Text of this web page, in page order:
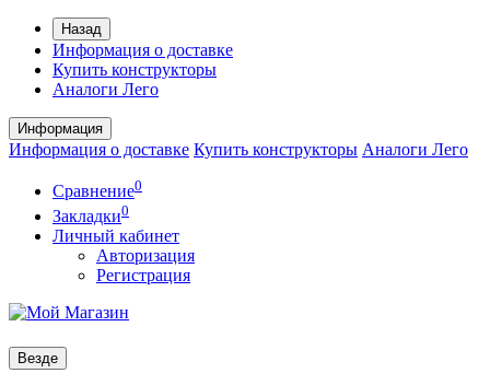
Назад
Информация о доставке
Купить конструкторы
Аналоги Лего
Информация
Информация о доставке Купить конструкторы Аналоги Лего
Сравнение0
Закладки0
Личный кабинет
Авторизация
Регистрация
Везде